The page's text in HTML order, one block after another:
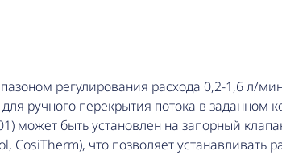
регулирования расхода 0,2-1,6 л/
ручного перекрытия потока в заданном
может быть установлен на запорный
CosiTherm), что позволяет устанавливать